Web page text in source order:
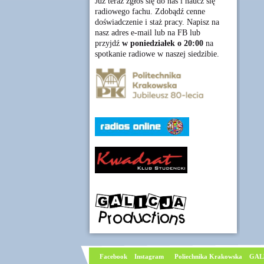
radiowego fachu. Zdobądź cenne
doświadczenie i staż pracy. Napisz na
nasz adres e-mail lub na FB lub
przyjdź w poniedziałek o 20:00na
spotkanie radiowe w naszej siedzibie.
Facebook Instagram Poliechnika Krakowska